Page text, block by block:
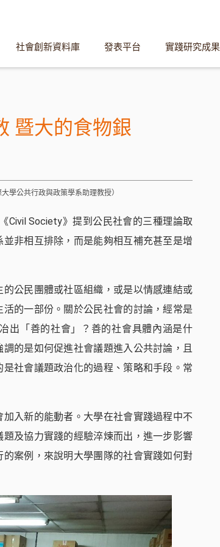
社會創新資料庫 發表平台 實踐研究成果
暨大的食物銀
學公共行政與政策學系助理教授）
Civil Society》提到公民社會的三種理論取
非相互排除，而是能夠相互補充甚至是增
的公民團體或社區組織，或是以情感連結或
的一部份。關於公民社會的討論，經常是
出「善的社會」？善的社會具體內涵是什
的是如何促進社會議題進入公共討論，且
社會議題政治化的過程、策略和手段。常
入新的能動者。大學在社會實踐過程中不
及協力實踐的經驗淬煉而出，進一步影響
案例，來說明大學團隊的社會實踐如何對